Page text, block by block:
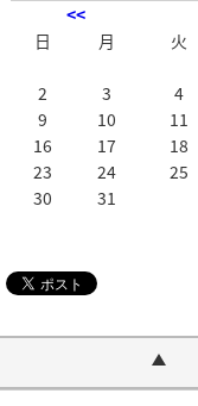
<<
日
月 火
2
3 4
9
10 11
16
17 18
23
24 25
30
31